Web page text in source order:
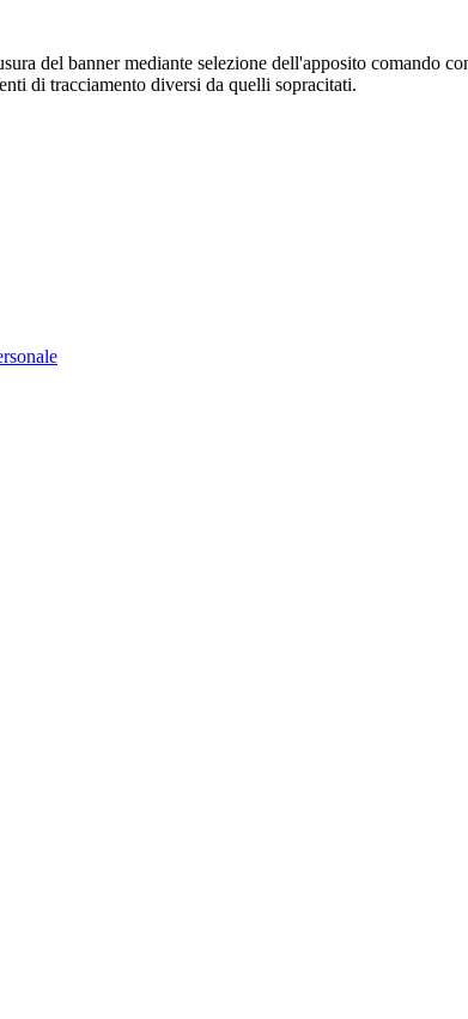
del banner mediante selezione dell'apposito comando
di tracciamento diversi da quelli sopracitati.